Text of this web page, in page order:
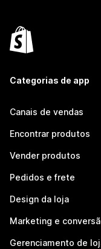
Categorias de app
Canais de vendas
Encontrar produtos
Vender produtos
Pedidos e frete
Design da loja
Marketing e
Gerenciamento de